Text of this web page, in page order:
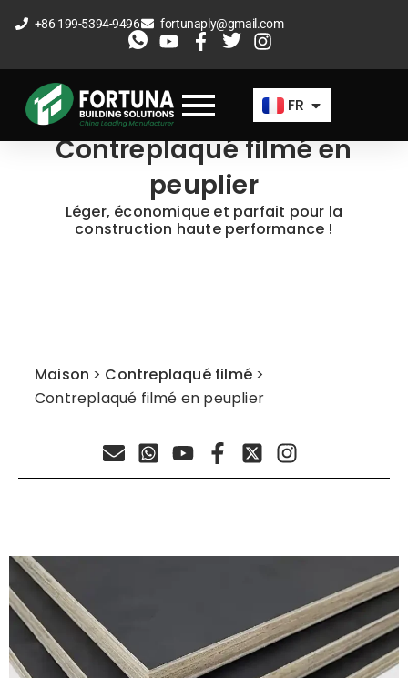
au
+86 199-5394-9496 fortunaply@gmail.com
FR
ES
AR
Contreplaqué filmé en
peuplier
Léger, économique et parfait pour la
construction haute performance !
Maison > Contreplaqué filmé >
Contreplaqué filmé en peuplier